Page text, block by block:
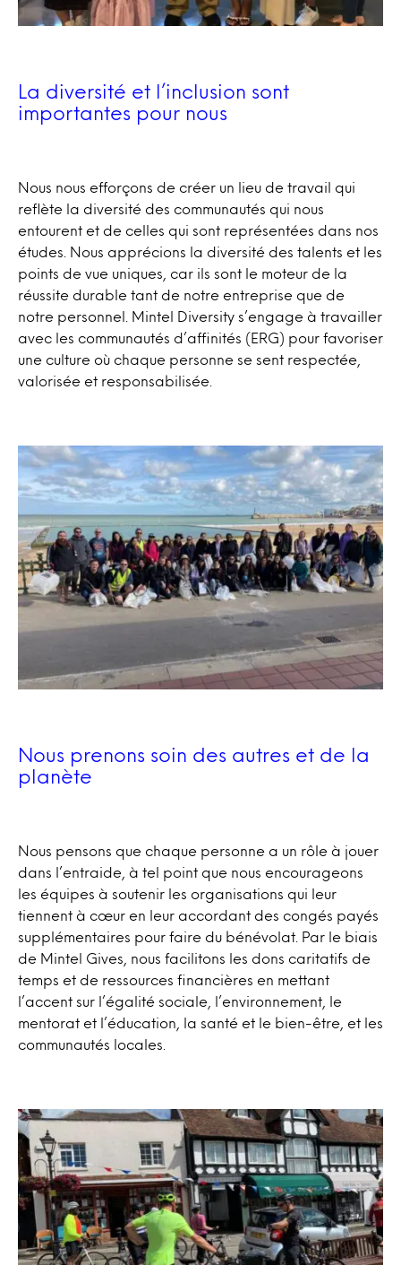
La diversité et l’inclusion sont
importantes pour nous
Nous nous efforçons de créer un lieu de travail qui
reflète la diversité des communautés qui nous
entourent et de celles qui sont représentées dans nos
études. Nous apprécions la diversité des talents et les
points de vue uniques, car ils sont le moteur de la
réussite durable tant de notre entreprise que de
notre personnel. Mintel Diversity s’engage à travailler
avec les communautés d’affinités (ERG) pour favoriser
une culture où chaque personne se sent respectée,
valorisée et responsabilisée.
Nous prenons soin des autres et de la
planète
Nous pensons que chaque personne a un rôle à jouer
dans l’entraide, à tel point que nous encourageons
les équipes à soutenir les organisations qui leur
tiennent à cœur en leur accordant des congés payés
supplémentaires pour faire du bénévolat. Par le biais
de Mintel Gives, nous facilitons les dons caritatifs de
temps et de ressources financières en mettant
l’accent sur l’égalité sociale, l’environnement, le
mentorat et l’éducation, la santé et le bien-être, et les
communautés locales.